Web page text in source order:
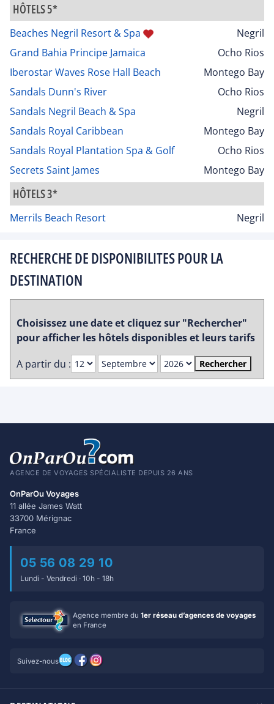
HÔTELS 5*
Beaches Negril Resort & Spa
Negril
Grand Bahia Principe Jamaica
Ocho Rios
Iberostar Waves Rose Hall Beach
Montego Bay
Sandals Dunn's River
Ocho Rios
Sandals Negril Beach & Spa
Negril
Sandals Royal Caribbean
Montego Bay
Sandals Royal Plantation Spa & Golf
Ocho Rios
Secrets Saint James
Montego Bay
HÔTELS 3*
Merrils Beach Resort Negril
RECHERCHE DE DISPONIBILITES POUR LA
DESTINATION
Choisissez une date et cliquez sur "Rechercher"
pour afficher les hôtels disponibles et leurs tarifs
A partir du :
Rechercher
AGENCE DE VOYAGES SPÉCIALISTE DEPUIS 26 ANS
OnParOu Voyages
11 allée James Watt
33700 Mérignac
France
05 56 08 29 10
Lundi - Vendredi · 10h - 18h
Agence membre du 1er réseau d’agences de voyages
en France
Suivez-nous